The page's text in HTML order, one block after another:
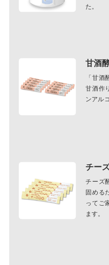
た。
甘酒
「甘
甘酒作
ンアル
チー
チーズ
固める
ってご
ます。